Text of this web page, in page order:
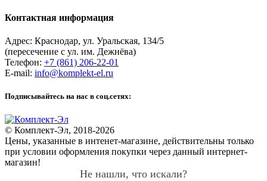
Контактная информация
Адрес: Краснодар, ул. Уральская, 134/5
(пересечение с ул. им. Дежнёва)
Телефон: +7 (861) 206-22-01
E-mail: info@komplekt-el.ru
Подписывайтесь на нас в соц.сетях:
© Комплект-Эл, 2018-2026
Цены, указанные в интенет-магазине, действительны только
при условии оформления покупки через данный интернет-
магазин!
Не нашли, что искали?